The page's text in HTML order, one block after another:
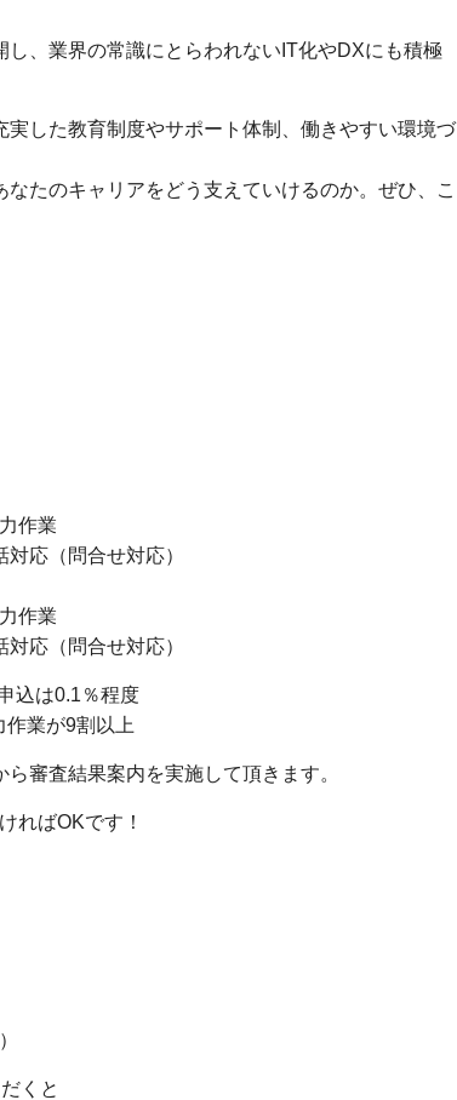
、業界の常識にとらわれないIT化やDXにも積極
した教育制度やサポート体制、働きやすい環境づ
たのキャリアをどう支えていけるのか。ぜひ、こ
作業
応（問合せ対応）
作業
応（問合せ対応）
込は0.1％程度
業が9割以上
審査結果案内を実施して頂きます。
ればOKです！
くと